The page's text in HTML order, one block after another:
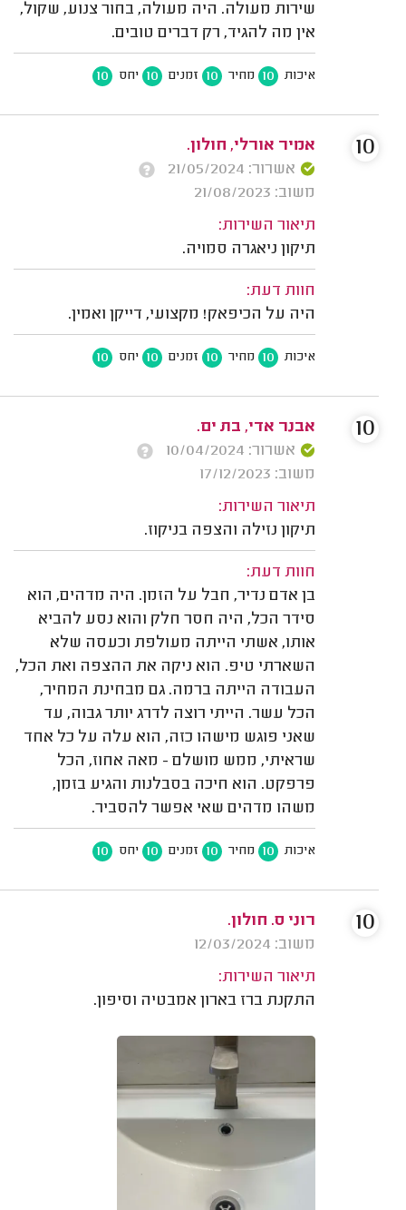
שירות מעולה. היה מעולה, בחור צנוע, שקול,
אין מה להגיד, רק דברים טובים.
איכות 10 מחיר 10 זמנים 10 יחס 10
אמיר אורלי, חולון.
אשרור: 21/05/2024
משוב: 21/08/2023
תיאור השירות:
תיקון ניאגרה סמויה.
חוות דעת:
היה על הכיפאק! מקצועי, דייקן ואמין.
איכות 10 מחיר 10 זמנים 10 יחס 10
10
אבנר אדי, בת ים.
אשרור: 10/04/2024
משוב: 17/12/2023
תיאור השירות:
תיקון נזילה והצפה בניקוז.
חוות דעת:
בן אדם נדיר, חבל על הזמן. היה מדהים, הוא
סידר הכל, היה חסר חלק והוא נסע להביא
אותו, אשתי הייתה מעולפת וכעסה שלא
השארתי טיפ. הוא ניקה את ההצפה ואת הכל,
העבודה הייתה ברמה. גם מבחינת המחיר,
הכל עשר. הייתי רוצה לדרג יותר גבוה, עד
שאני פוגש מישהו כזה, הוא עלה על כל אחד
שראיתי, ממש מושלם - מאה אחוז, הכל
פרפקט. הוא חיכה בסבלנות והגיע בזמן,
משהו מדהים שאי אפשר להסביר.
איכות 10 מחיר 10 זמנים 10 יחס 10
10
רוני ס. חולון.
משוב: 12/03/2024
תיאור השירות:
התקנת ברז בארון אמבטיה וסיפון.
10